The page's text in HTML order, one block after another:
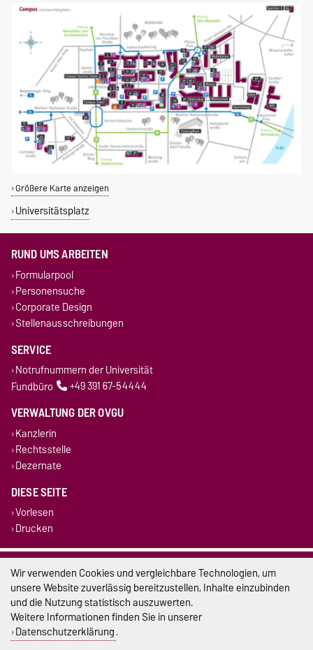
Größere Karte anzeigen
Universitätsplatz
RUND UMS ARBEITEN
Formularpool
Personensuche
Corporate Design
Stellenausschreibungen
SERVICE
Notrufnummern der Universität
Fundbüro
+49 391 67-54444
VERWALTUNG DER OVGU
Kanzlerin
Rechtsstelle
Dezernate
DIESE SEITE
Vorlesen
Drucken
Impressum
Datenschutz
Barrierefreiheit
Cookie-Einstellungen
Wir verwenden Cookies und vergleichbare Technologien, um
unsere Website zuverlässig bereitzustellen, Inhalte einzubinden
und die Nutzung statistisch auszuwerten.
Weitere Informationen finden Sie in unserer
Datenschutzerklärung.